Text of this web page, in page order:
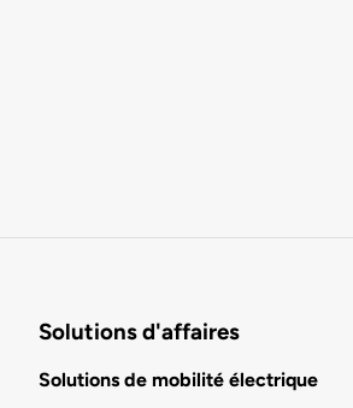
Solutions d'affaires
Solutions de mobilité électrique